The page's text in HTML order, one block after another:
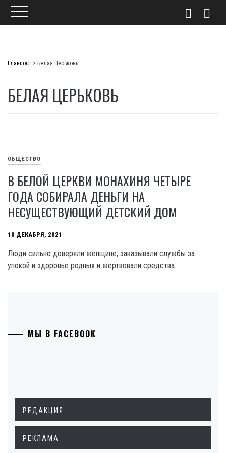
Главпост > Белая Церьковь
БЕЛАЯ ЦЕРЬКОВЬ
ОБЩЕСТВО
В БЕЛОЙ ЦЕРКВИ МОНАХИНЯ ЧЕТЫРЕ
ГОДА СОБИРАЛА ДЕНЬГИ НА
НЕСУЩЕСТВУЮЩИЙ ДЕТСКИЙ ДОМ
10 ДЕКАБРЯ, 2021
Люди сильно доверяли женщине, заказывали службы за
упокой и здоровье родных и жертвовали средства.
МЫ В FACEBOOK
РЕДАКЦИЯ
РЕКЛАМА